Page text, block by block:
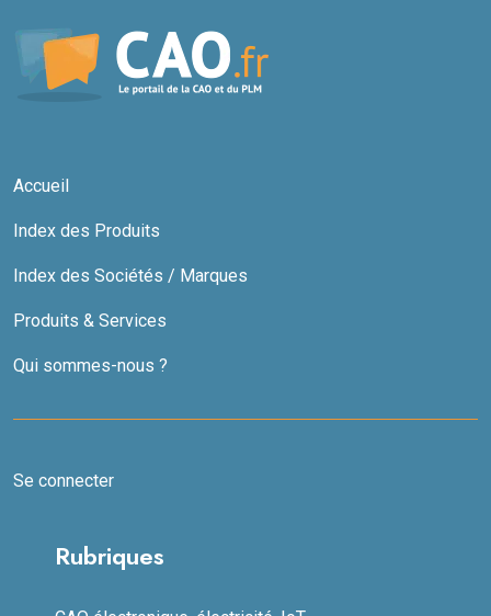
Accueil
Index des Produits
Index des Sociétés / Marques
Produits & Services
Qui sommes-nous ?
Se connecter
Rubriques